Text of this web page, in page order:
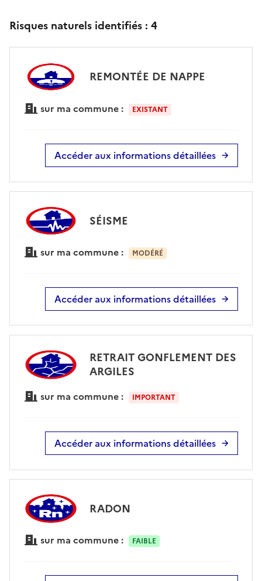
Risques naturels identifiés : 4
REMONTÉE DE NAPPE
sur ma commune : EXISTANT
Accéder aux informations détaillées
SÉISME
sur ma commune : MODÉRÉ
Accéder aux informations détaillées
RETRAIT GONFLEMENT DES
ARGILES
sur ma commune : IMPORTANT
Accéder aux informations détaillées
RADON
sur ma commune : FAIBLE